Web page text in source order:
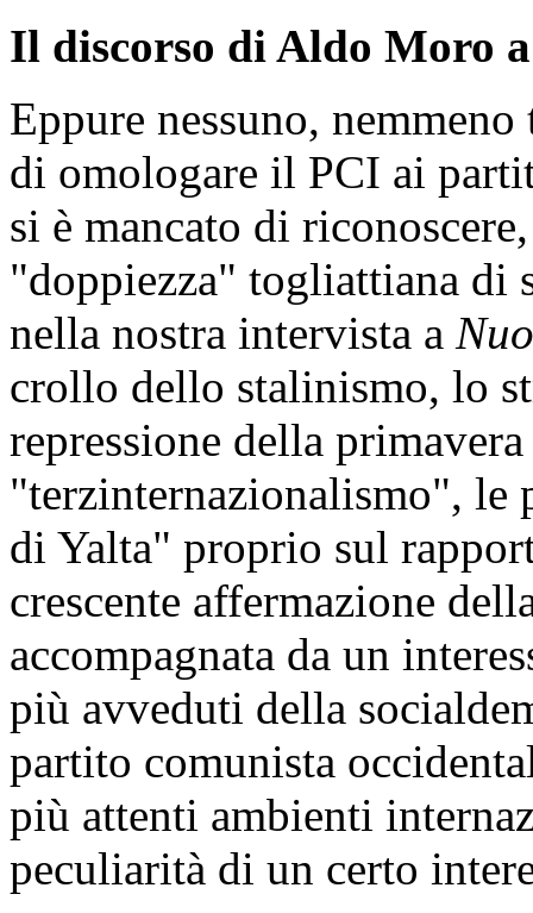
Il discorso di Aldo Moro
Eppure nessuno,
di omologare il PCI ai
si è mancato di
"doppiezza" togliattiana di
nella nostra intervista a
crollo dello stalinismo, lo
repressione della
"terzinternazionalismo", le
di Yalta" proprio sul
crescente affermazione
accompagnata da un
più avveduti della
partito comunista
più attenti ambienti
peculiarità di un certo